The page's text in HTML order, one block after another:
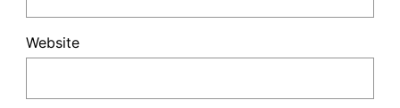
Website